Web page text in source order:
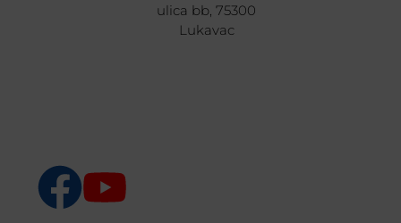
ulica bb, 75300
Lukavac